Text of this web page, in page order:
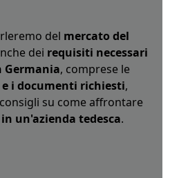
del mercato del
dei requisiti necessari
Germania, comprese le
i documenti richiesti,
su come affrontare
un'azienda tedesca.